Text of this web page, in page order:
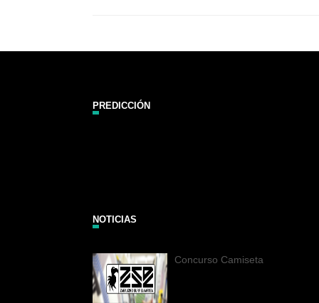
PREDICCIÓN
NOTICIAS
Concurso Camiseta